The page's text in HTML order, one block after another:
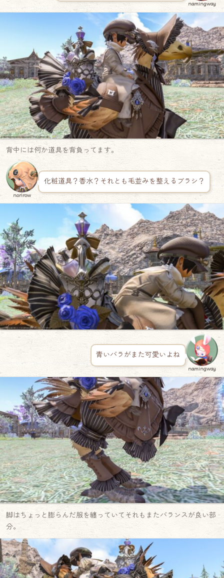
namingway
背中には何か道具を背負ってます。
norirow
化粧道具？香水？それとも毛並みを整えるブラシ？
青いバラがまた可愛いよね
namingway
脚はちょっと膨らんだ服を纏っていてそれもまたバランスが良い部
分。